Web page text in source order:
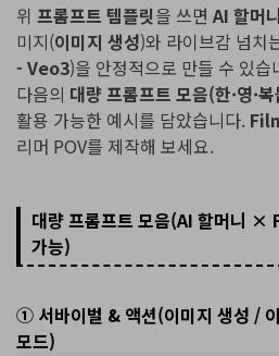
위 프롬프트 템플릿을 쓰면 AI 할머니
미지(이미지 생성)와 라이브감 넘치
- Veo3)을 안정적으로 만들 수 있습
다음의 대량 프롬프트 모음(한·영·
활용 가능한 예시를 담았습니다.
리머 POV를 제작해 보세요.
대량 프롬프트 모음(AI 할머니 ×
가능)
① 서바이벌 & 액션(이미지 생성 /
모드)